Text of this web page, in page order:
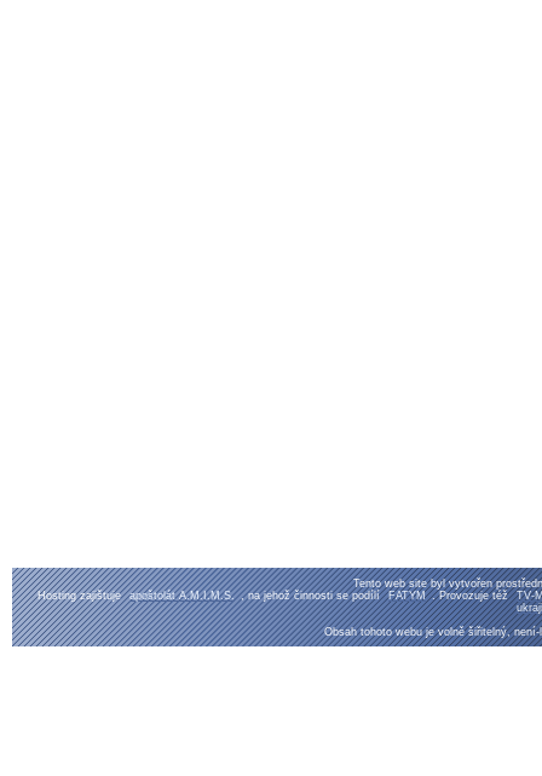
Tento web site byl vytvořen
Hosting zajištuje apoštolát A.M.I.M.S. , na jehož činnosti se podílí FATYM . Provozuje též TV-
Obsah tohoto webu je volně šiřitelný,